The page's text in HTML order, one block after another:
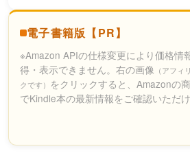
電子書籍版【PR】
※Amazon APIの仕様変更により価格情
得・表示できません。右の画像 （アフィ
クです） をクリックすると、Amazonの
でKindle本の最新情報をご確認いただけ